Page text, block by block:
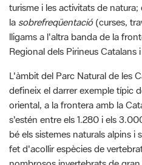
Regional dels Pirineus Catalans
L'àmbit del Parc Natural de les
defineix el darrer exemple típic
oriental, a la frontera amb la
s'estén entre els 1.280 i els
bé els sistemes naturals alpins i
fet d'acollir espècies de
nombrosos invertebrats de
muntanya rica i diversa.
El parc comptarà amb una